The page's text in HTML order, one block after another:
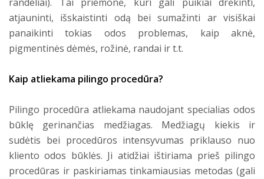
atjauninti, išskaistinti odą bei sumažinti ar visiškai
panaikinti tokias odos problemas, kaip aknė,
pigmentinės dėmės, rožinė, randai ir t.t.
Kaip atliekama pilingo procedūra?
Pilingo procedūra atliekama naudojant specialias odos
būklę gerinančias medžiagas. Medžiagų kiekis ir
sudėtis bei procedūros intensyvumas priklauso nuo
kliento odos būklės. Ji atidžiai ištiriama prieš pilingo
procedūras ir paskiriamas tinkamiausias metodas (gali